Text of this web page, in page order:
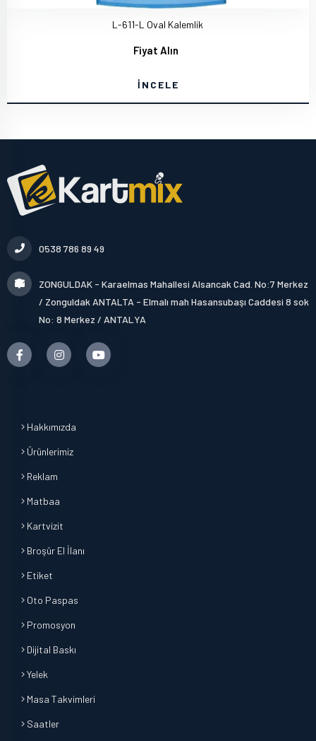
L-611-L Oval Kalemlik
Fiyat Alın
İNCELE
0538 786 89 49
ZONGULDAK - Karaelmas Mahallesi Alsancak Cad. No:7 Merkez
/ Zonguldak ANTALTA - Elmalı mah Hasansubaşı Caddesi 8 sok
No: 8 Merkez / ANTALYA
Hakkımızda
Ürünlerimiz
Reklam
Matbaa
Kartvizit
Broşür El İlanı
Etiket
Oto Paspas
Promosyon
Dijital Baskı
Yelek
Masa Takvimleri
Saatler